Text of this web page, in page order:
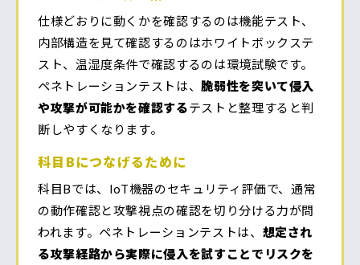
仕様どおりに動くかを確認するのは機能テスト、
内部構造を見て確認するのはホワイトボックステ
スト、温湿度条件で確認するのは環境試験です。
ペネトレーションテストは、脆弱性を突いて侵入
や攻撃が可能かを確認するテストと整理すると判
断しやすくなります。
科目Bにつなげるために
科目Bでは、IoT機器のセキュリティ評価で、通常
の動作確認と攻撃視点の確認を切り分ける力が問
われます。ペネトレーションテストは、 想定され
る攻撃経路から実際に侵入を試すことでリスクを